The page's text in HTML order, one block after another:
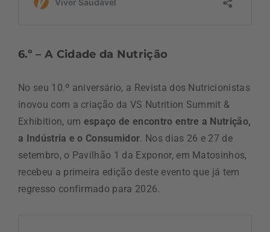
6.º – A Cidade da Nutrição
No seu 10.º aniversário, a Revista dos Nutricionistas
inovou com a criação da VS Nutrition Summit &
Exhibition, um espaço de encontro entre a Nutrição,
a Indústria e o Consumidor. Nos dias 26 e 27 de
setembro, o Pavilhão 1 da Exponor, em Matosinhos,
recebeu a primeira edição deste evento que já tem
regresso confirmado para 2026.